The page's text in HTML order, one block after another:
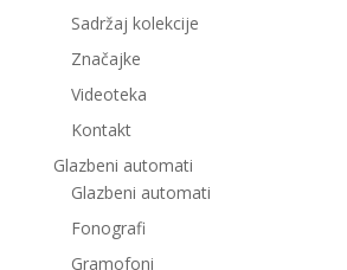
Sadržaj kolekcije
Značajke
Videoteka
Kontakt
Glazbeni automati
Glazbeni automati
Fonografi
Gramofoni